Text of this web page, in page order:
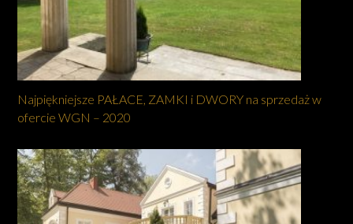
Najpiękniejsze PAŁACE, ZAMKI i DWORY na sprzedaż w
ofercie WGN – 2020